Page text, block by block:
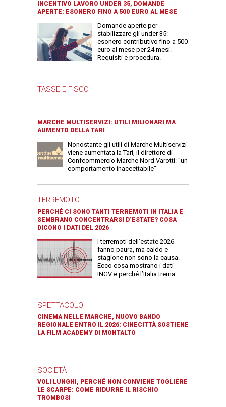
INCENTIVO LAVORO UNDER 35, DOMANDE
APERTE: ESONERO FINO A 500 EURO AL MESE
Domande aperte per
stabilizzare gli under 35:
esonero contributivo fino a 500
euro al mese per 24 mesi.
Requisiti e procedura.
TASSE E FISCO
MARCHE MULTISERVIZI: UTILI MILIONARI MA
AUMENTO DELLA TARI
Nonostante gli utili di Marche Multiservizi
viene aumentata la Tari, il direttore di
Confcommercio Marche Nord Varotti: "un
comportamento inaccettabile"
TERREMOTO
PERCHÉ CI SONO TANTI TERREMOTI IN ITALIA E
SEMBRANO CONCENTRARSI D’ESTATE? COSA
DICONO I DATI DEL 2026
I terremoti dell’estate 2026
fanno paura, ma caldo e
stagione non sono la causa.
Ecco cosa mostrano i dati
INGV e perché l’Italia trema.
SPETTACOLO
CINEMA NELLE MARCHE, NUOVO BANDO
REGIONALE ENTRO IL 2026: CINECITTÀ SOSTIENE
LA FILM ACADEMY DI MONTALTO
SOCIETÀ
VOLI LUNGHI, PERCHÉ NON CONVIENE TOGLIERE
LE SCARPE: COME RIDURRE IL RISCHIO
TROMBOSI